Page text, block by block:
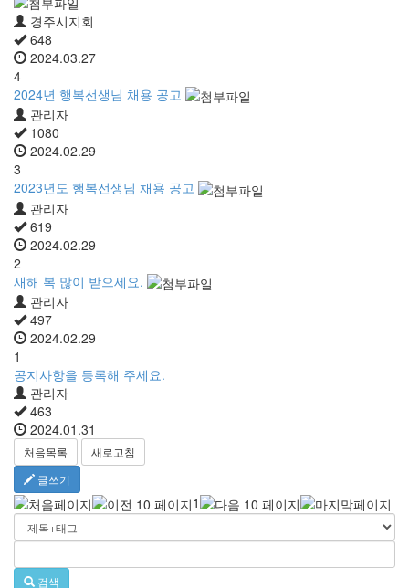
경주시지회
648
2024.03.27
4
2024년 행복선생님 채용 공고
관리자
1080
2024.02.29
3
2023년도 행복선생님 채용 공고
관리자
619
2024.02.29
2
새해 복 많이 받으세요.
관리자
497
2024.02.29
1
공지사항을 등록해 주세요.
관리자
463
2024.01.31
처음목록
새로고침
글쓰기
1
검색